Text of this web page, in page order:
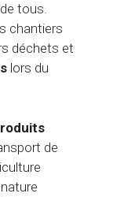
tous.
chantiers
déchets et
lors du
de